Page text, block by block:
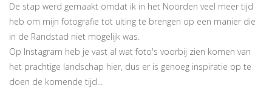
De stap werd gemaakt omdat ik in het Noorden veel meer tijd
heb om mijn fotografie tot uiting te brengen op een manier die
in de Randstad niet mogelijk was.
Op Instagram heb je vast al wat foto's voorbij zien komen van
het prachtige landschap hier, dus er is genoeg inspiratie op te
doen de komende tijd...